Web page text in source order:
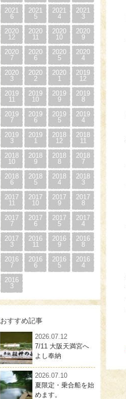
2021
6
2021
5
2021
4
2021
3
2020
12
2020
11
2020
10
2020
9
2020
7
2020
6
2020
5
2020
4
2020
3
2020
2
2020
1
2019
12
2019
11
2019
10
2019
9
2019
8
2019
7
2019
6
2019
5
2019
4
2019
3
2019
1
2018
12
2018
11
2018
10
2018
9
2018
8
2018
7
2018
6
2018
5
2018
4
2018
3
2017
11
2017
10
2017
9
2017
8
2017
7
2017
6
2017
5
2017
4
2017
3
2016
11
2016
9
2016
8
2016
7
2016
6
2016
5
2016
4
2016
3
おすすめ記事
2026.07.12
7/11 大阪天満宮へ
よし奉納
2026.07.10
夏限定・乗合船を始
めます。